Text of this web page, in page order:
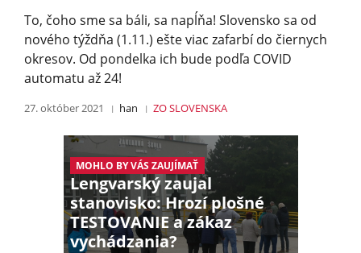
To, čoho sme sa báli, sa napĺňa! Slovensko sa od
nového týždňa (1.11.) ešte viac zafarbí do čiernych
okresov. Od pondelka ich bude podľa COVID
automatu až 24!
27. október 2021 han ZO SLOVENSKA
MOHLO BY VÁS ZAUJÍMAŤ
Lengvarský zaujal
stanovisko: Hrozí plošné
TESTOVANIE a zákaz
vychádzania?